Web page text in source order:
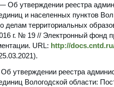
Об утверждении реестра
и населенных пунктов
делам территориальных
г. № 19 // Электронный фонд
URL: http://
утверждении реестра
Вологодской области: